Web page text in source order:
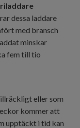
dessa laddare
med bransch
minskar
fem till tio
eller som
kommer att
upptäckt i tid kan